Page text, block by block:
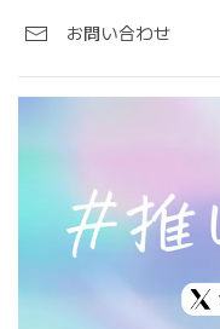
お問い合わせ